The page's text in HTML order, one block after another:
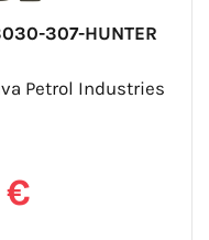
307-HUNTER
Petrol Industries